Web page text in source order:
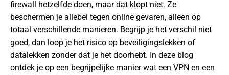
firewall hetzelfde doen, maar dat klopt niet. Ze
beschermen je allebei tegen online gevaren, alleen op
totaal verschillende manieren. Begrijp je het verschil niet
goed, dan loop je het risico op beveiligingslekken of
datalekken zonder dat je het doorhebt. In deze blog
ontdek je op een begrijpelijke manier wat een VPN en een